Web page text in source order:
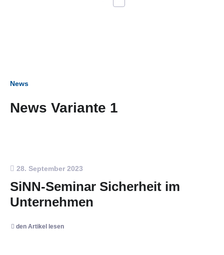
News
News Variante 1
28. September 2023
SiNN-Seminar Sicherheit im
Unternehmen
den Artikel lesen